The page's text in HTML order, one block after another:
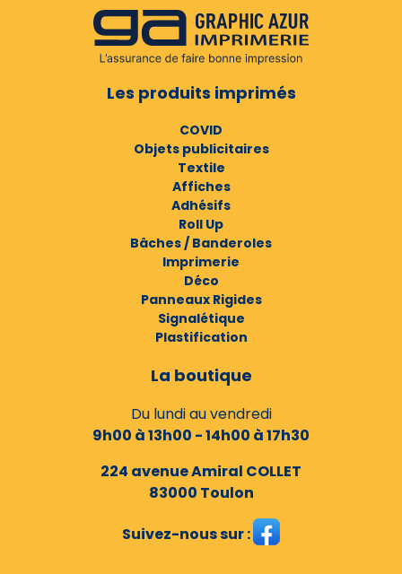
Les produits imprimés
COVID
Objets publicitaires
Textile
Affiches
Adhésifs
Roll Up
Bâches / Banderoles
Imprimerie
Déco
Panneaux Rigides
Signalétique
Plastification
La boutique
Du lundi au vendredi
9h00 à 13h00 - 14h00 à 17h30
224 avenue Amiral COLLET
83000 Toulon
Suivez-nous sur :